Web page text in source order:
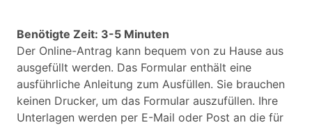
Benötigte Zeit: 3-5 Minuten
Der Online-Antrag kann bequem von zu Hause aus
ausgefüllt werden. Das Formular enthält eine
ausführliche Anleitung zum Ausfüllen. Sie brauchen
keinen Drucker, um das Formular auszufüllen. Ihre
Unterlagen werden per E-Mail oder Post an die für